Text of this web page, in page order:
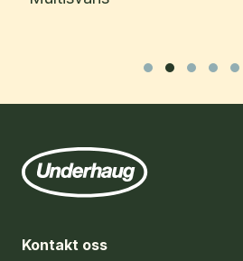
Kontakt oss